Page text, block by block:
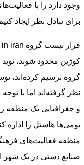
وجود دارد را با
برای تبادل نظر ایجاد
کوژین محدود شوند،
گروه ترسیم کرده‌اند،
نظر گرفته‌اند اما با
و جغرافیایی یک منطقه
بومی‌ها هاستل را اداره
منطقه فعالیت‌های
صنایع دستی در یک شهر